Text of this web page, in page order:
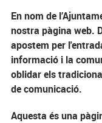
En nom de
nostra pàgina web.
apostem per
informació i la
oblidar els
de comunicació.
Aquesta és una